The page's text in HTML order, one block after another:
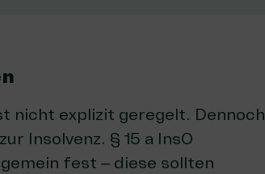
nicht explizit geregelt. Dennoch
Insolvenz. § 15 a InsO
fest – diese sollten